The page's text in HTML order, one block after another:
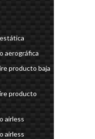
aerográfica
producto baja
producto
airless
airless